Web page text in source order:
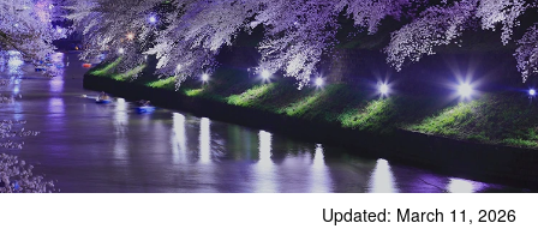
Updated: March 11, 2026